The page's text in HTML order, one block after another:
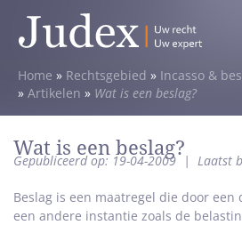
Home » Rechtsgebied » Incasso &
» Artikelen » Wat is een beslag?
Wat is een beslag?
Gepubliceerd op: 19-04-2009| Laatst
Beslag is een maatregel die door een
een andere instantie zoals de